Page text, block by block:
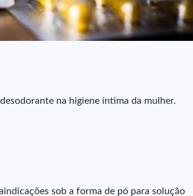
na higiene íntima da mulher.
sob a forma de pó para solução